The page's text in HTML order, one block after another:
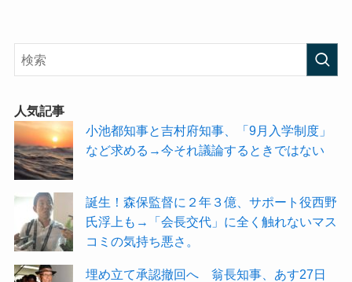
人気記事
小池都知事と吉村府知事、「9月入学制度」
など求める→今それ議論するときではない
誕生！森保監督に２年３億、サポート役西野
氏浮上も→「会長交代」に全く触れないマス
コミの気持ち悪さ。
埋め立て承認撤回へ 翁長知事、あす27日